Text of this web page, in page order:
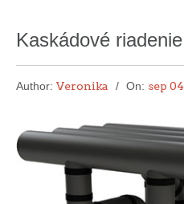
Kaskádové riadenie
Author: Veronika On: sep 04